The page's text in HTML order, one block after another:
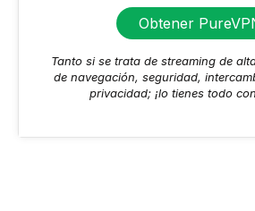
Obtener
Tanto si se trata de streaming de
de navegación, seguridad,
privacidad; ¡lo tienes todo